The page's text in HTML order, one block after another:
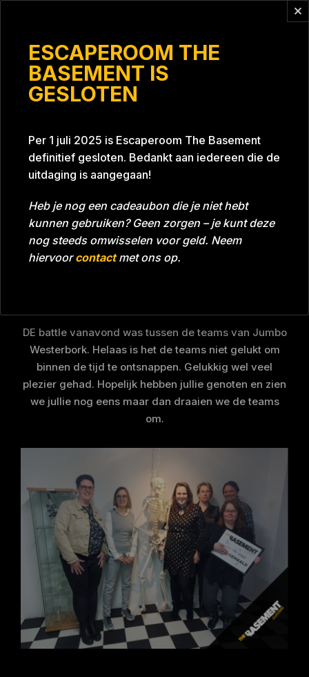
ESCAPEROOM THE
BASEMENT IS
GESLOTEN
Per 1 juli 2025 is Escaperoom The Basement
definitief gesloten. Bedankt aan iedereen die de
uitdaging is aangegaan!
Heb je nog een cadeaubon die je niet hebt
kunnen gebruiken? Geen zorgen – je kunt deze
nog steeds omwisselen voor geld. Neem
hiervoorcontactmet ons op.
Tijd Bijna gehaald Datum 10-04-2022
Room Project Blue 26A8
DE battle vanavond was tussen de teams van Jumbo
Westerbork. Helaas is het de teams niet gelukt om
binnen de tijd te ontsnappen. Gelukkig wel veel
plezier gehad. Hopelijk hebben jullie genoten en zien
we jullie nog eens maar dan draaien we de teams
om.